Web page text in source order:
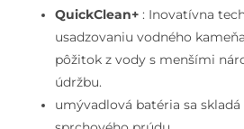
QuickClean+: Inovatívna
usadzovaniu vodného
pôžitok z vody s menšími
údržbu.
umývadlová batéria sa